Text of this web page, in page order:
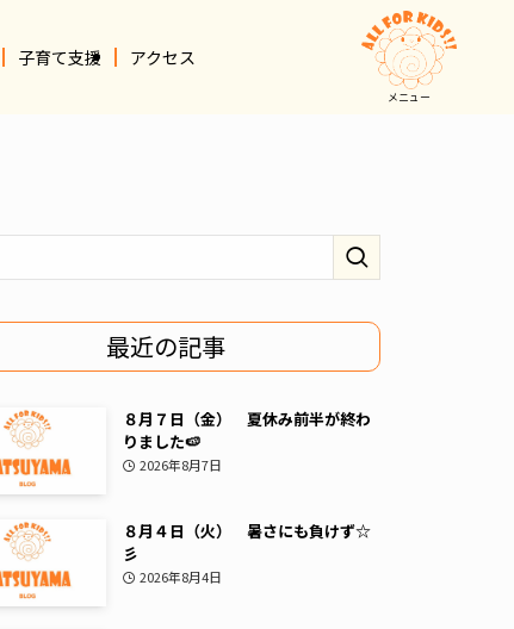
子育て支援 アクセス
メニュー
最近の記事
８月７日（金） 夏休み前半が終わ
りました🍉
2026年8月7日
８月４日（火） 暑さにも負けず☆
彡
2026年8月4日